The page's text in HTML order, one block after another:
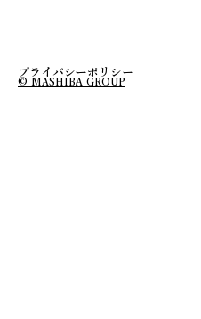
プライバシーポリシー
© MASHIBA GROUP